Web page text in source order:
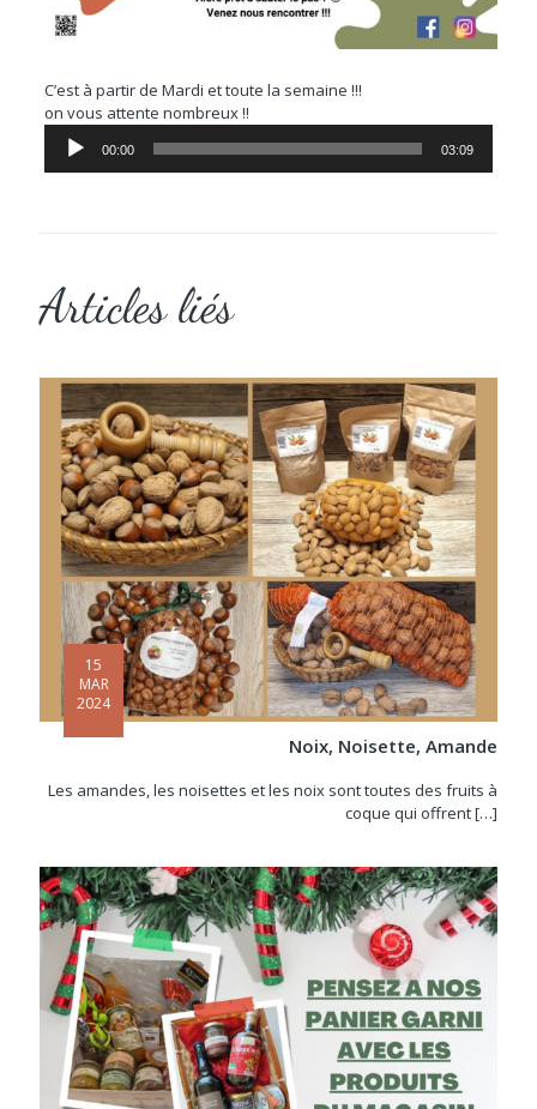
C’est à partir de Mardi et toute la semaine !!!
on vous attente nombreux !!
Lecteur
audio
00:00 03:09
Articles liés
15
MAR
2024
Noix, Noisette, Amande
Les amandes, les noisettes et les noix sont toutes des fruits à
coque qui offrent[…]